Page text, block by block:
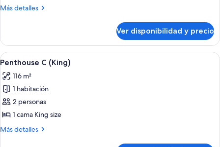
B
Más detalles
Más
B
(King+Twin)
Ver disponibilidad y precio
Ver
todas
las
fotos
de
Penthouse
C
Un balcón con sillas de mimbre y
4
Penthouse C (King)
116 m²
1 habitación
2 personas
1 cama King size
Más detalles
Más